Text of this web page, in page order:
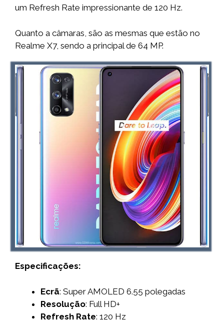
um Refresh Rate impressionante de 120 Hz.
Quanto a câmaras, são as mesmas que estão no
Realme X7, sendo a principal de 64 MP.
Especificações:
Ecrã: Super AMOLED 6.55 polegadas
Resolução: Full HD+
Refresh Rate: 120 Hz